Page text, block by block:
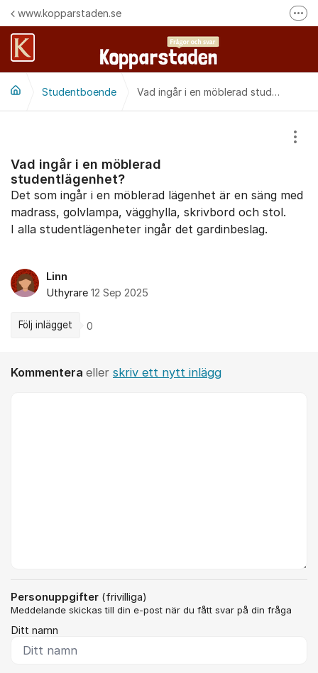
Hoppa till innehåll
www.kopparstaden.se
Häng med oss på Facebook
Felanmälan
Följ oss på Instagram
Studentboende Vad ingår i en möblerad studentlägenhet?
Vad ingår i en möblerad
studentlägenhet?
Det som ingår i en möblerad lägenhet är en säng med
madrass, golvlampa, vägghylla, skrivbord och stol.
I alla studentlägenheter ingår det gardinbeslag.
Linn
Uthyrare 12 Sep 2025
Följ inlägget 0
Kommentera eller skriv ett nytt inlägg
Personuppgifter (frivilliga)
Meddelande skickas till din e-post när du fått svar på din fråga
Ditt namn